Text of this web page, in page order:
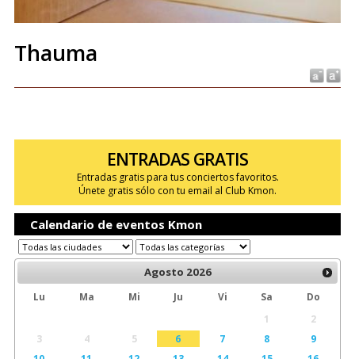
Thauma
ENTRADAS GRATIS
Entradas gratis para tus conciertos favoritos.
Únete gratis sólo con tu email al Club Kmon.
Calendario de eventos Kmon
Agosto 2026
Lu Ma Mi Ju Vi Sa
Do
1
2
3
4 5 6 7 8
9